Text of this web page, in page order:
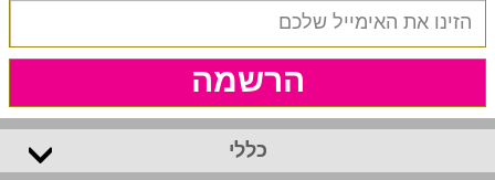
הרשמה
כללי